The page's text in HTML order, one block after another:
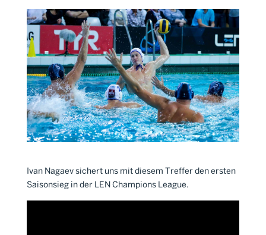
Ivan Nagaev sichert uns mit diesem Treffer den ersten
Saisonsieg in der LEN Champions League.